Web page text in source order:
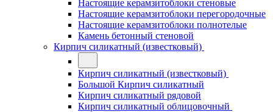
Настоящие керамзитоблоки стеновые
Настоящие керамзитоблоки перегородочные
Настоящие керамзитоблоки полнотелые
Камень бетонный стеновой
Кирпич силикатный (известковый)
Кирпич силикатный (известковый)
Большой Кирпич силикатный
Кирпич силикатный рядовой
Кирпич силикатный облицовочный